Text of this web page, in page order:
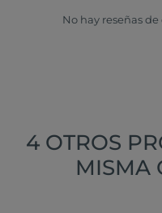
No hay reseñas
4 OTROS
MISMA